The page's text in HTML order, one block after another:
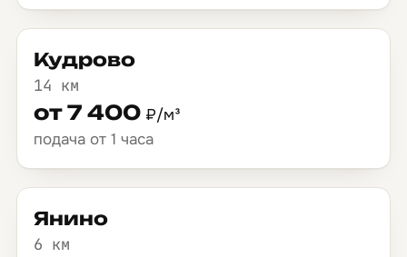
Кудрово
14 км
от 7 400 ₽/м³
подача от 1 часа
Янино
6 км